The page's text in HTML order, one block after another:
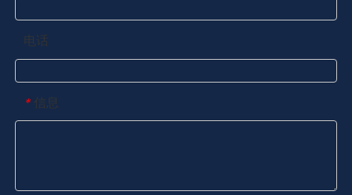
电话
* 信息